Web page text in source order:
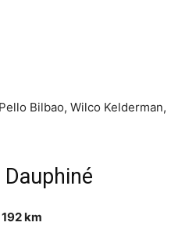
Bilbao, Wilco Kelderman,
192 km